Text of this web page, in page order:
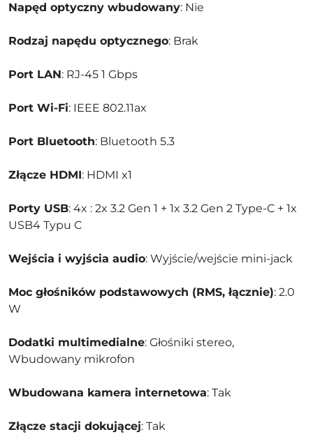
Napęd optyczny wbudowany: Nie
Rodzaj napędu optycznego: Brak
Port LAN: RJ-45 1 Gbps
Port Wi-Fi: IEEE 802.11ax
Port Bluetooth: Bluetooth 5.3
Złącze HDMI: HDMI x1
Porty USB: 4x : 2x 3.2 Gen 1 + 1x 3.2 Gen 2 Type-C + 1x
USB4 Typu C
Wejścia i wyjścia audio: Wyjście/wejście mini-jack
Moc głośników podstawowych (RMS, łącznie): 2.0
W
Dodatki multimedialne: Głośniki stereo,
Wbudowany mikrofon
Wbudowana kamera internetowa: Tak
Złącze stacji dokującej: Tak